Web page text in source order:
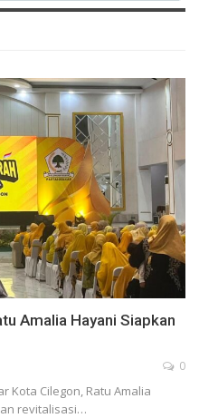
Amalia Hayani Siapkan
0
Kota Cilegon, Ratu Amalia
revitalisasi…